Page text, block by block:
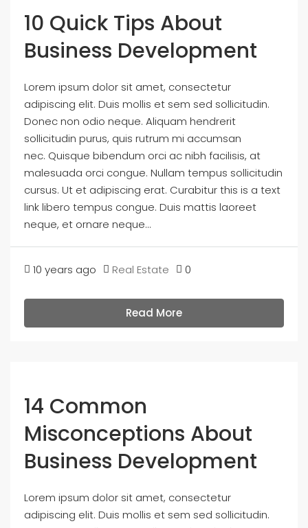
10 Quick Tips About
Business Development
Lorem ipsum dolor sit amet, consectetur
adipiscing elit. Duis mollis et sem sed sollicitudin.
Donec non odio neque. Aliquam hendrerit
sollicitudin purus, quis rutrum mi accumsan
nec. Quisque bibendum orci ac nibh facilisis, at
malesuada orci congue. Nullam tempus sollicitudin
cursus. Ut et adipiscing erat. Curabitur this is a text
link libero tempus congue. Duis mattis laoreet
neque, et ornare neque...
10 years ago Real Estate 0
Read More
14 Common
Misconceptions About
Business Development
Lorem ipsum dolor sit amet, consectetur
adipiscing elit. Duis mollis et sem sed sollicitudin.